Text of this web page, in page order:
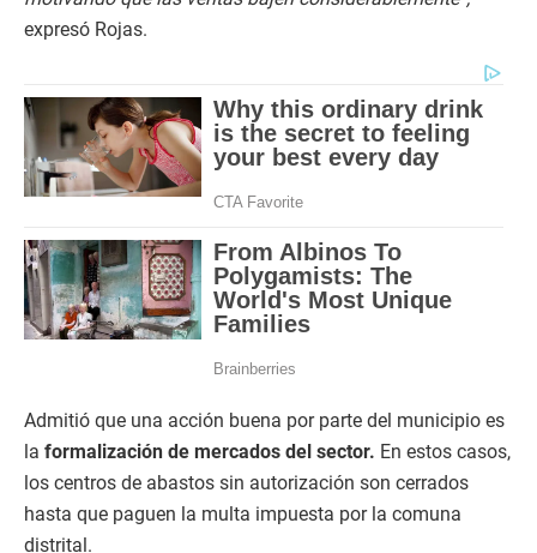
expresó Rojas.
Admitió que una acción buena por parte del municipio es
la formalización de mercados del sector. En estos casos,
los centros de abastos sin autorización son cerrados
hasta que paguen la multa impuesta por la comuna
distrital.